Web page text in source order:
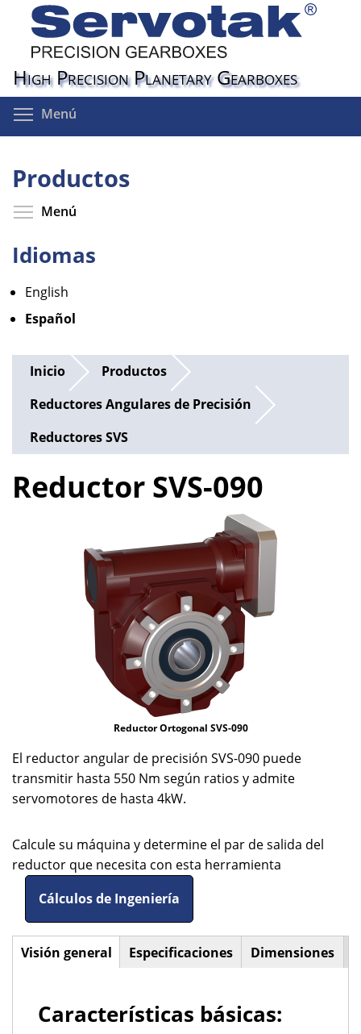
Pasar
contenido
principal
High Precision Planetary Gearboxes
Menú
Productos
Menú
Idiomas
English
Español
Inicio
Productos
Reductores Angulares de Precisión
Reductores SVS
Reductor SVS-090
Reductor Ortogonal SVS-090
El reductor angular de precisión SVS-090 puede
transmitir hasta 550 Nm según ratios y admite
servomotores de hasta 4kW.
Calcule su máquina y determine el par de salida del
reductor que necesita con esta herramienta
Cálculos de Ingeniería
Horizontal
Visión general (solapa
activa)
Especificaciones Dimensiones
Características básicas: